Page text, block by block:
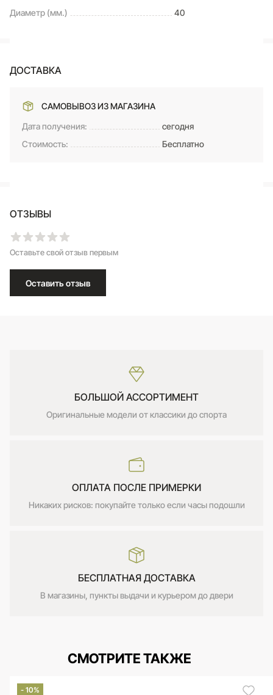
Диаметр (мм.)
40
ДОСТАВКА
САМОВЫВОЗ ИЗ МАГАЗИНА
Дата получения:
сегодня
Стоимость:
Бесплатно
ОТЗЫВЫ
Оставьте свой отзыв первым
Оставить отзыв
БОЛЬШОЙ АССОРТИМЕНТ
Оригинальные модели от классики до спорта
ОПЛАТА ПОСЛЕ ПРИМЕРКИ
Никаких рисков: покупайте только если часы подошли
БЕСПЛАТНАЯ ДОСТАВКА
В магазины, пункты выдачи и курьером до двери
СМОТРИТЕ ТАКЖЕ
- 10%